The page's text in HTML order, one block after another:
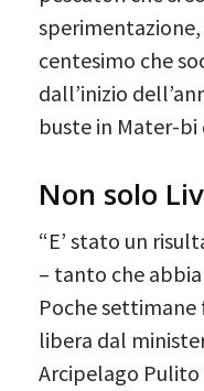
centesimo che
dall’inizio
buste in Mater-
Non solo
“E’ stato un
– tanto che
Poche
libera dal
Arcipelago